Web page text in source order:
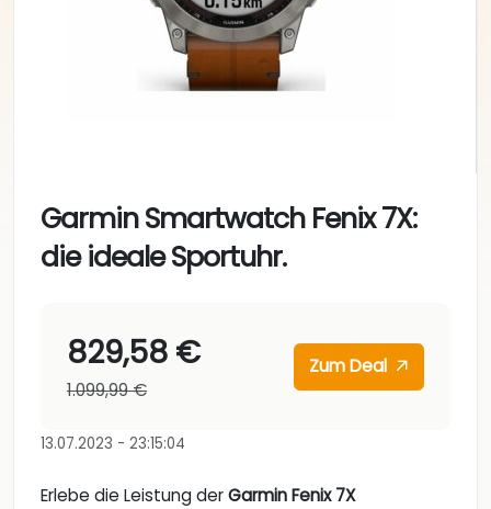
Garmin Smartwatch Fenix 7X:
die ideale Sportuhr.
829,58 €
1.099,99 €
Zum Deal
13.07.2023 - 23:15:04
Erlebe die Leistung derGarmin Fenix 7X